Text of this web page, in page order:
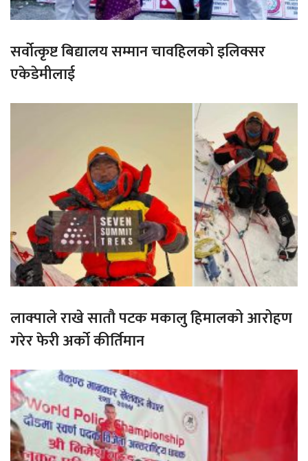
सर्वोत्कृष्ट बिद्यालय सम्मान चावहिलको इलिक्सर
एकेडेमीलाई
लाक्पाले राखे सातौ पटक मकालु हिमालको आरोहण
गरेर फेरी अर्को कीर्तिमान